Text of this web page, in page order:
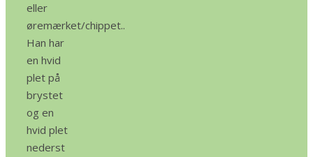
eller
øremærket/chippet..
Han har
en hvid
plet på
brystet
og en
hvid plet
nederst